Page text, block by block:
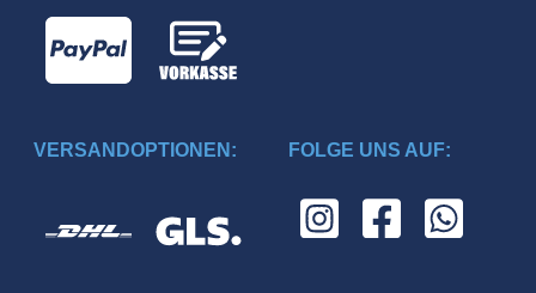
VERSANDOPTIONEN: FOLGE UNS AUF: